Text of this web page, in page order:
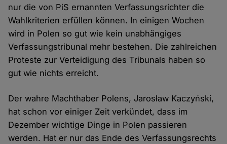
nur die von PiS ernannten Verfassungsrichter die
Wahlkriterien erfüllen können. In einigen Wochen
wird in Polen so gut wie kein unabhängiges
Verfassungstribunal mehr bestehen. Die zahlreichen
Proteste zur Verteidigung des Tribunals haben so
gut wie nichts erreicht.
Der wahre Machthaber Polens, Jarosław Kaczyński,
hat schon vor einiger Zeit verkündet, dass im
Dezember wichtige Dinge in Polen passieren
werden. Hat er nur das Ende des Verfassungsrechts